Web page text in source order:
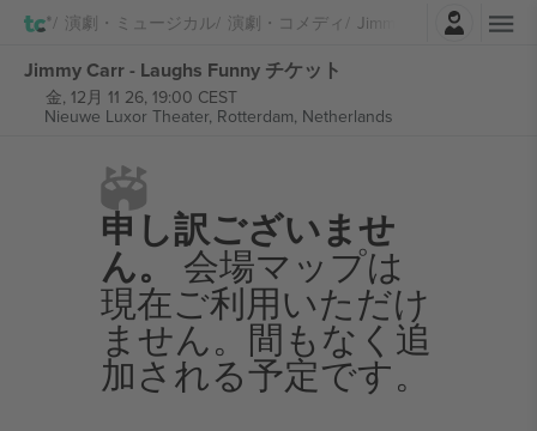
演劇・ミュージカル 演劇・コメディ Jimmy Carr
ログイン
Jimmy Carr - Laughs Funny チケット
金, 12月 11 26, 19:00 CEST
Nieuwe Luxor Theater, Rotterdam, Netherlands
申し訳ございませ
ん。 会場マップは
現在ご利用いただけ
ません。間もなく追
加される予定です。